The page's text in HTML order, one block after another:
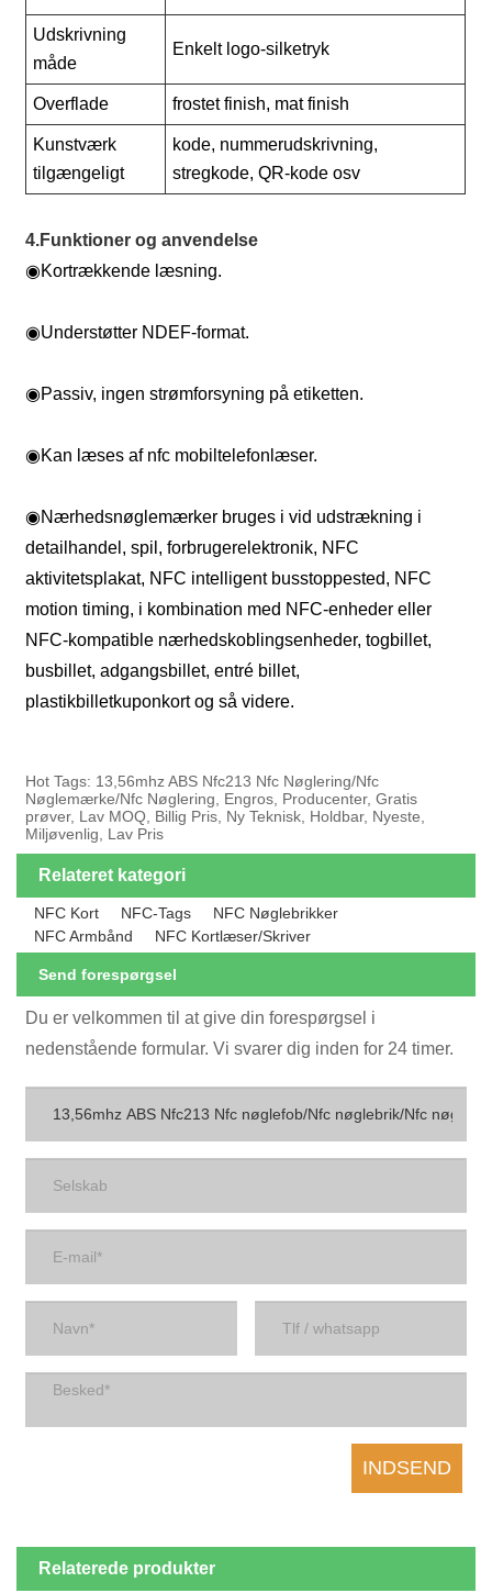
Udskrivning
måde
Enkelt logo-silketryk
Overflade frostet finish, mat finish
Kunstværk
tilgængeligt
kode, nummerudskrivning,
stregkode, QR-kode osv
4.Funktioner og anvendelse
◉Kortrækkende læsning.
◉Understøtter NDEF-format.
◉Passiv, ingen strømforsyning på etiketten.
◉Kan læses af nfc mobiltelefonlæser.
◉Nærhedsnøglemærker bruges i vid udstrækning i
detailhandel, spil, forbrugerelektronik, NFC
aktivitetsplakat, NFC intelligent busstoppested, NFC
motion timing, i kombination med NFC-enheder eller
NFC-kompatible nærhedskoblingsenheder, togbillet,
busbillet, adgangsbillet, entré billet,
plastikbilletkuponkort og så videre.
Hot Tags: 13,56mhz ABS Nfc213 Nfc Nøglering/Nfc
Nøglemærke/Nfc Nøglering, Engros, Producenter, Gratis
prøver, Lav MOQ, Billig Pris, Ny Teknisk, Holdbar, Nyeste,
Miljøvenlig, Lav Pris
Relateret kategori
NFC Kort NFC-Tags
NFC Nøglebrikker
NFC Armbånd
NFC Kortlæser/skriver
Send forespørgsel
Du er velkommen til at give din forespørgsel i
nedenstående formular. Vi svarer dig inden for 24 timer.
Relaterede produkter